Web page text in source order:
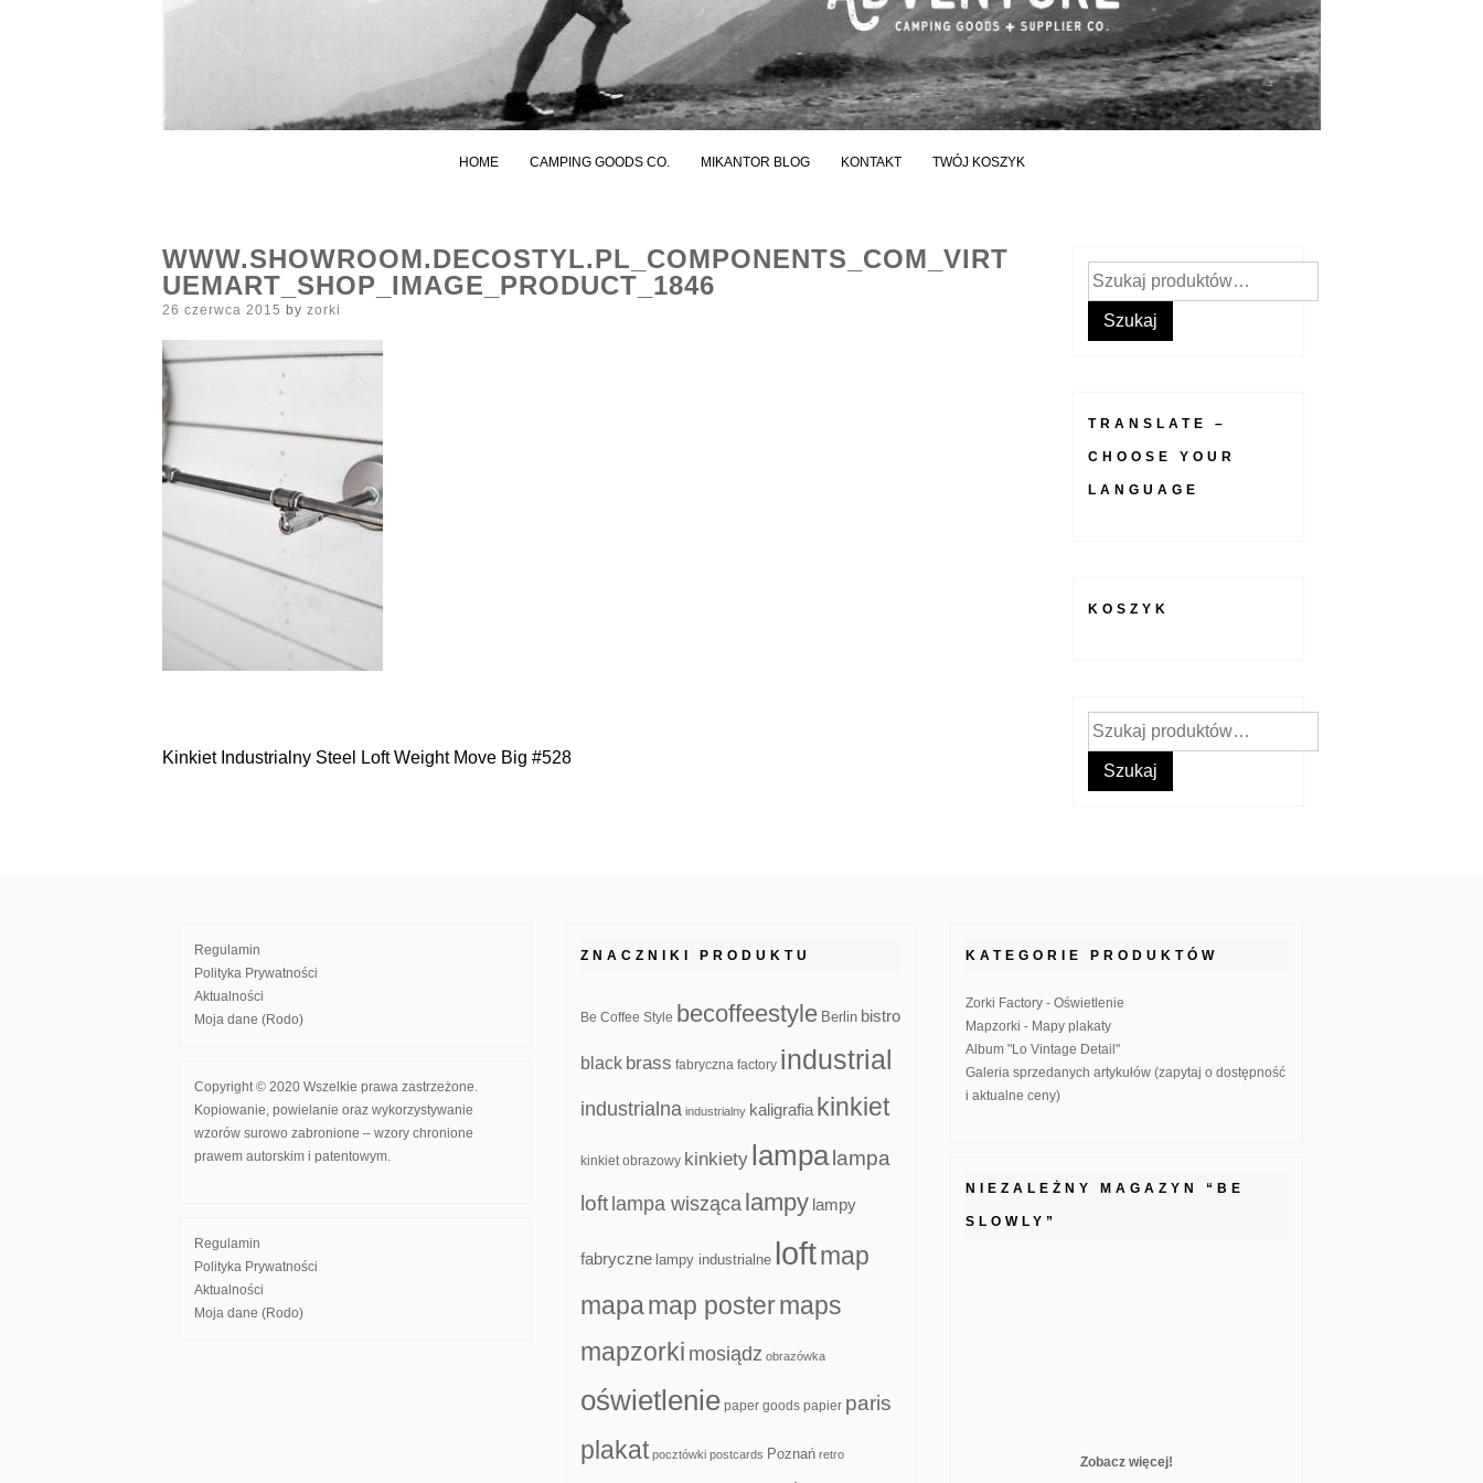
HOME CAMPING GOODS CO. MIKANTOR BLOG KONTAKT TWÓJ KOSZYK
WWW.SHOWROOM.DECOSTYL.PL_COMPONENTS_COM_VIRT
UEMART_SHOP_IMAGE_PRODUCT_1846
Posted
26 czerwca 2015 by zorki
Nawigacja
Kinkiet Industrialny Steel Loft Weight Move Big #528
Szukaj:
Szukaj
TRANSLATE –
CHOOSE YOUR
LANGUAGE
KOSZYK
Szukaj:
Szukaj
Regulamin
Polityka Prywatności
Aktualności
Moja dane (Rodo)
Copyright © 2020 Wszelkie prawa zastrzeżone.
Kopiowanie, powielanie oraz wykorzystywanie
wzorów surowo zabronione – wzory chronione
prawem autorskim i patentowym.
Regulamin
Polityka Prywatności
Aktualności
Moja dane (Rodo)
ZNACZNIKI PRODUKTU
Be Coffee Style becoffeestyle Berlin bistro
black brass fabryczna factory industrial
industrialna industrialny kaligrafia kinkiet
kinkiet obrazowy kinkiety lampa lampa
loft lampa wisząca lampy lampy
fabryczne lampy industrialne loftmap
mapamap postermaps
mapzorki mosiądz obrazówka
oświetlenie paper goods papier paris
plakat pocztówki postcards Poznań retro
KATEGORIE PRODUKTÓW
Zorki Factory - Oświetlenie
Mapzorki - Mapy plakaty
Album "Lo Vintage Detail"
Galeria sprzedanych artykułów (zapytaj o dostępność
i aktualne ceny)
NIEZALEŻNY MAGAZYN “BE
SLOWLY”
Zobacz więcej!